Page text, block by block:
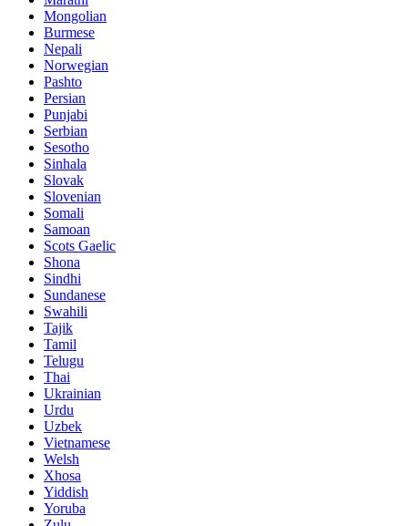
Mongolian
Burmese
Nepali
Norwegian
Pashto
Persian
Punjabi
Serbian
Sesotho
Sinhala
Slovak
Slovenian
Somali
Samoan
Scots Gaelic
Shona
Sindhi
Sundanese
Swahili
Tajik
Tamil
Telugu
Thai
Ukrainian
Urdu
Uzbek
Vietnamese
Welsh
Xhosa
Yiddish
Yoruba